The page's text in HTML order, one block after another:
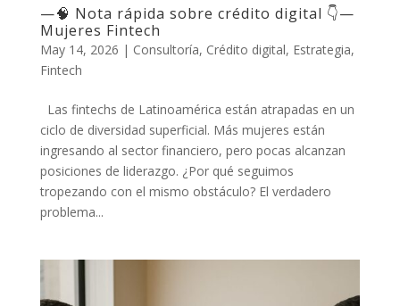
—🧠 Nota rápida sobre crédito digital 👇—
Mujeres Fintech
May 14, 2026 | Consultoría, Crédito digital, Estrategia,
Fintech
Las fintechs de Latinoamérica están atrapadas en un
ciclo de diversidad superficial. Más mujeres están
ingresando al sector financiero, pero pocas alcanzan
posiciones de liderazgo. ¿Por qué seguimos
tropezando con el mismo obstáculo? El verdadero
problema...